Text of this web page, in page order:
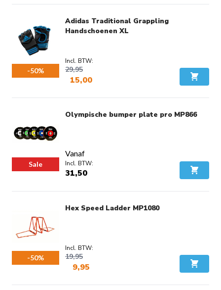
-50%
Adidas Traditional Grappling
Handschoenen XL
15,00
29,95
In
Sale
Olympische bumper plate pro MP866
Vanaf
31,50 In
-50%
Hex Speed Ladder MP1080
9,95
19,95
In